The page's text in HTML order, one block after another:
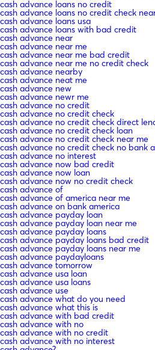
cash advance loans no credit
cash advance loans no credit check
cash advance loans usa
cash advance loans with bad credit
cash advance near
cash advance near me
cash advance near me bad credit
cash advance near me no credit check
cash advance nearby
cash advance neat me
cash advance new
cash advance newr me
cash advance no credit
cash advance no credit check
cash advance no credit check direct
cash advance no credit check loan
cash advance no credit check near me
cash advance no credit check no bank
cash advance no interest
cash advance now bad credit
cash advance now loan
cash advance now no credit check
cash advance of
cash advance of america near me
cash advance on bank america
cash advance payday loan
cash advance payday loan near me
cash advance payday loans
cash advance payday loans bad credit
cash advance payday loans near me
cash advance paydayloans
cash advance tomorrow
cash advance usa loan
cash advance usa loans
cash advance use
cash advance what do you need
cash advance what this is
cash advance with bad credit
cash advance with no
cash advance with no credit
cash advance with no interest